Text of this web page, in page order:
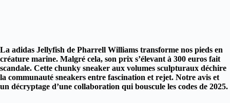
La adidas Jellyfish de Pharrell Williams transforme nos pieds en
créature marine. Malgré cela, son prix s’élevant à 300 euros fait
scandale. Cette chunky sneaker aux volumes sculpturaux déchire
la communauté sneakers entre fascination et rejet. Notre avis et
un décryptage d’une collaboration qui bouscule les codes de 2025.